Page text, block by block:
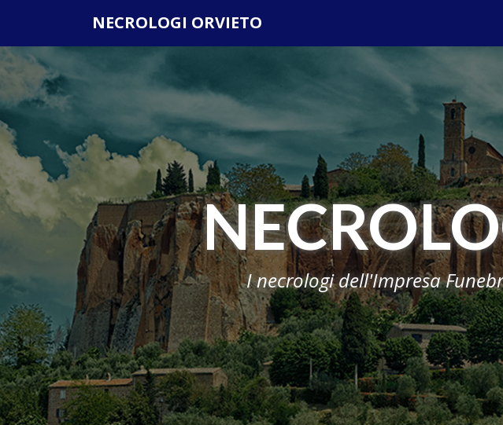
NECROLOGI ORVIETO
I necrologi dell'Impresa
scorrendo questa pagina, cliccando su un link o proseguendo la